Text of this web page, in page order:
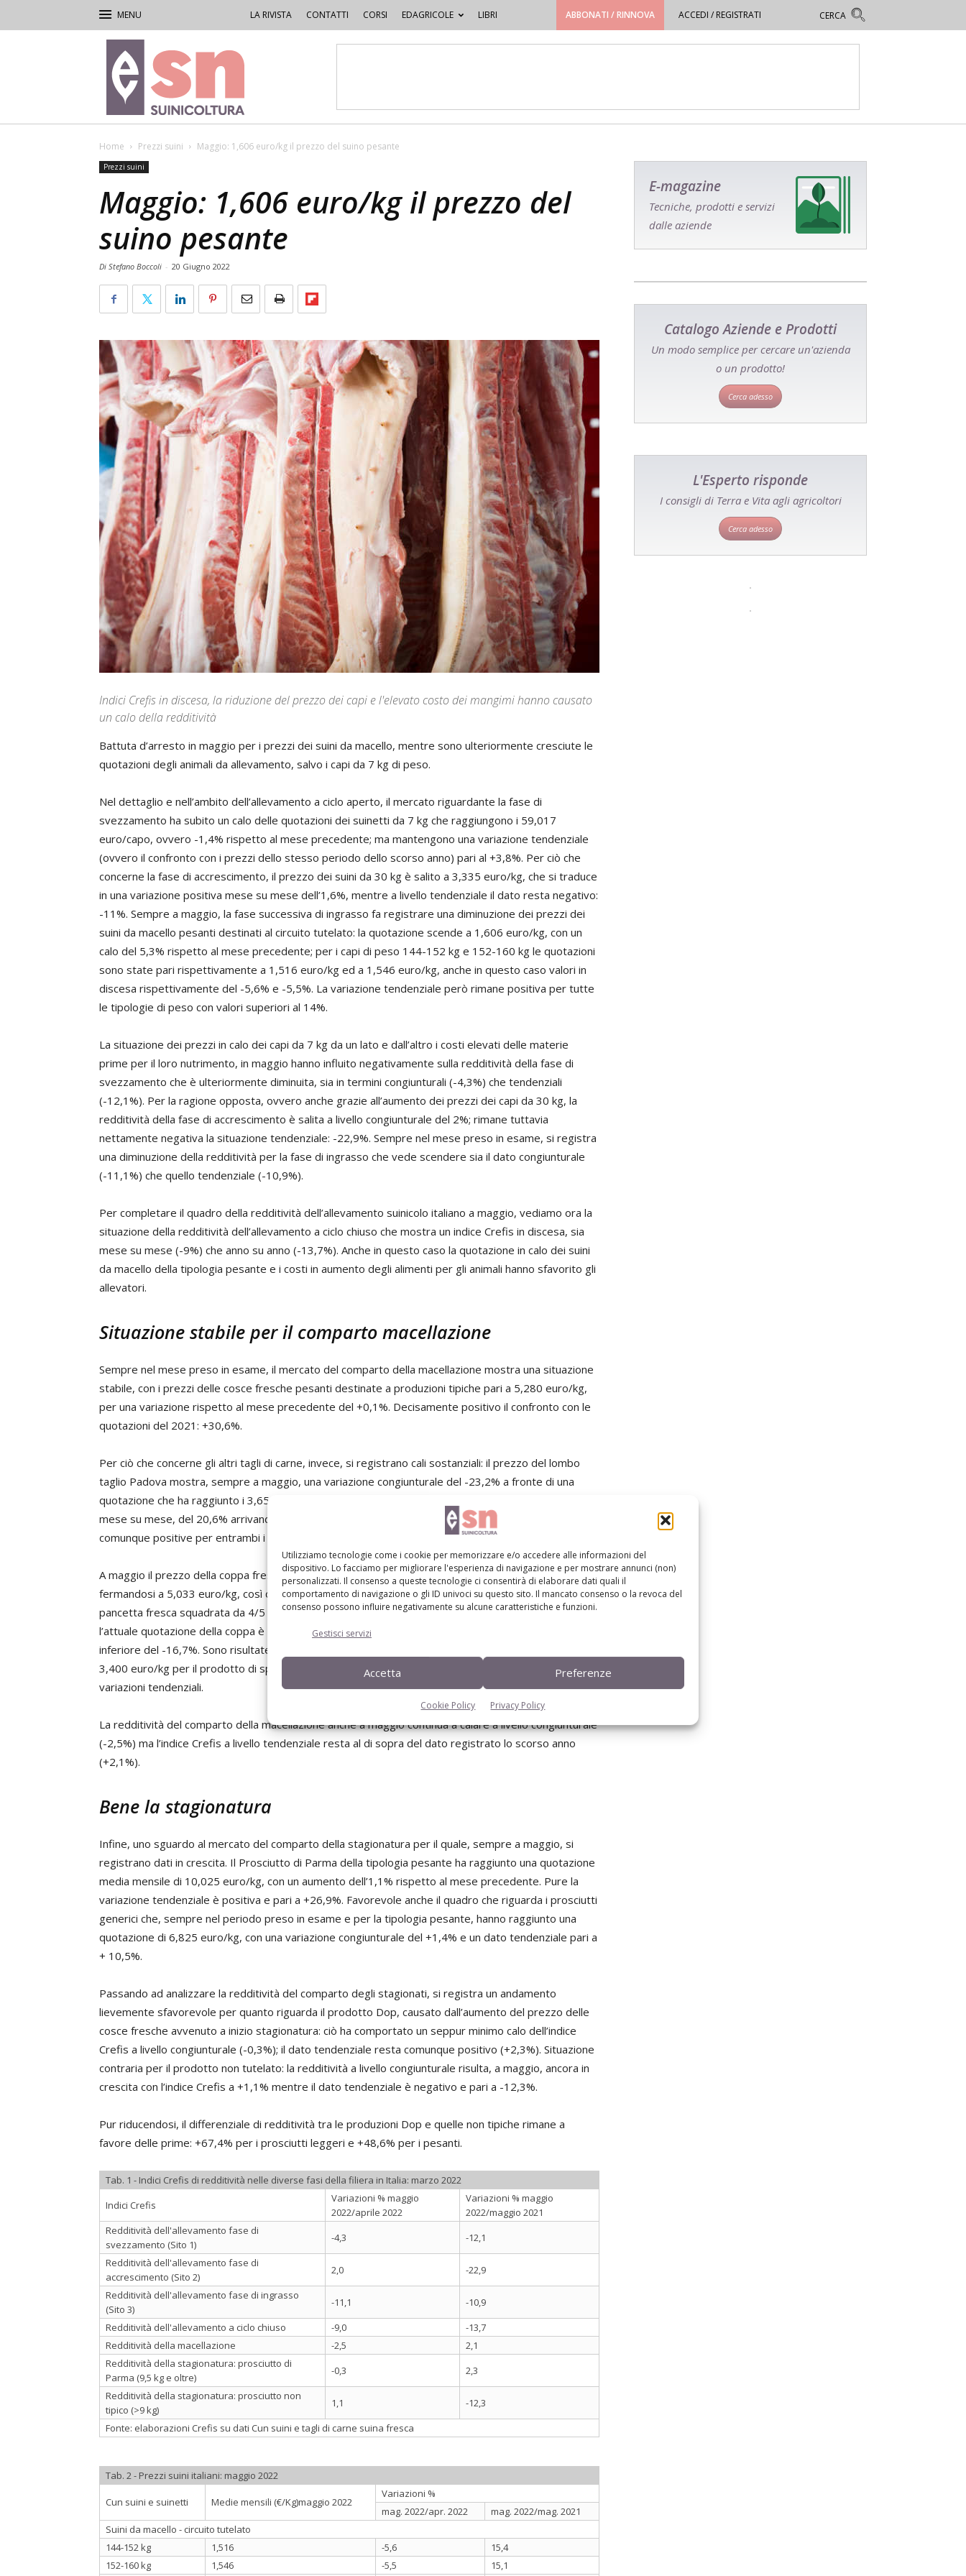
Utilizziamo tecnologie come i cookie per memorizzare e/o accedere alle informazioni del
dispositivo. Lo facciamo per migliorare l'esperienza di navigazione e per mostrare annunci (non)
personalizzati. Il consenso a queste tecnologie ci consentirà di elaborare dati quali il
comportamento di navigazione o gli ID univoci su questo sito. Il mancato consenso o la revoca del
consenso possono influire negativamente su alcune caratteristiche e funzioni.
Gestisci servizi
Accetta Preferenze
Cookie Policy Privacy Policy
LA RIVISTA CONTATTI CORSI EDAGRICOLE LIBRI ABBONATI / RINNOVA ACCEDI / REGISTRATI
Rivista
di
Suinicoltura
Home Prezzi suini Maggio: 1,606 euro/kg il prezzo del suino pesante
Prezzi suini
Maggio: 1,606 euro/kg il prezzo del
suino pesante
Di Stefano Boccoli - 20 Giugno 2022
Indici Crefis in discesa, la riduzione del prezzo dei capi e l'elevato costo dei mangimi hanno causato
un calo della redditività
Battuta d’arresto in maggio per i prezzi dei suini da macello, mentre sono ulteriormente cresciute le
quotazioni degli animali da allevamento, salvo i capi da 7 kg di peso.
Nel dettaglio e nell’ambito dell’allevamento a ciclo aperto, il mercato riguardante la fase di
svezzamento ha subito un calo delle quotazioni dei suinetti da 7 kg che raggiungono i 59,017
euro/capo, ovvero -1,4% rispetto al mese precedente; ma mantengono una variazione tendenziale
(ovvero il confronto con i prezzi dello stesso periodo dello scorso anno) pari al +3,8%. Per ciò che
concerne la fase di accrescimento, il prezzo dei suini da 30 kg è salito a 3,335 euro/kg, che si traduce
in una variazione positiva mese su mese dell’1,6%, mentre a livello tendenziale il dato resta negativo:
-11%. Sempre a maggio, la fase successiva di ingrasso fa registrare una diminuzione dei prezzi dei
suini da macello pesanti destinati al circuito tutelato: la quotazione scende a 1,606 euro/kg, con un
calo del 5,3% rispetto al mese precedente; per i capi di peso 144-152 kg e 152-160 kg le quotazioni
sono state pari rispettivamente a 1,516 euro/kg ed a 1,546 euro/kg, anche in questo caso valori in
discesa rispettivamente del -5,6% e -5,5%. La variazione tendenziale però rimane positiva per tutte
le tipologie di peso con valori superiori al 14%.
La situazione dei prezzi in calo dei capi da 7 kg da un lato e dall’altro i costi elevati delle materie
prime per il loro nutrimento, in maggio hanno influito negativamente sulla redditività della fase di
svezzamento che è ulteriormente diminuita, sia in termini congiunturali (-4,3%) che tendenziali
(-12,1%). Per la ragione opposta, ovvero anche grazie all’aumento dei prezzi dei capi da 30 kg, la
redditività della fase di accrescimento è salita a livello congiunturale del 2%; rimane tuttavia
nettamente negativa la situazione tendenziale: -22,9%. Sempre nel mese preso in esame, si registra
una diminuzione della redditività per la fase di ingrasso che vede scendere sia il dato congiunturale
(-11,1%) che quello tendenziale (-10,9%).
Per completare il quadro della redditività dell’allevamento suinicolo italiano a maggio, vediamo ora la
situazione della redditività dell’allevamento a ciclo chiuso che mostra un indice Crefis in discesa, sia
mese su mese (-9%) che anno su anno (-13,7%). Anche in questo caso la quotazione in calo dei suini
da macello della tipologia pesante e i costi in aumento degli alimenti per gli animali hanno sfavorito gli
allevatori.
Situazione stabile per il comparto macellazione
Sempre nel mese preso in esame, il mercato del comparto della macellazione mostra una situazione
stabile, con i prezzi delle cosce fresche pesanti destinate a produzioni tipiche pari a 5,280 euro/kg,
per una variazione rispetto al mese precedente del +0,1%. Decisamente positivo il confronto con le
quotazioni del 2021: +30,6%.
Per ciò che concerne gli altri tagli di carne, invece, si registrano cali sostanziali: il prezzo del lombo
taglio Padova mostra, sempre a maggio, una variazione congiunturale del -23,2% a fronte di una
quotazione che ha raggiunto i 3,650 euro/kg; mentre il prezzo del lombo taglio Bologna è diminuito,
mese su mese, del 20,6% arrivando a quotare 3,325 euro/kg. Le variazioni tendenziali restano
comunque positive per entrambi i prodotti: +8,1% e +7,3%.
A maggio il prezzo della coppa fresca refilata da 2,5 kg è sceso del -0,4% rispetto ad aprile,
fermandosi a 5,033 euro/kg, così come un calo congiunturale ha interessato la quotazione della
pancetta fresca squadrata da 4/5 kg (-12,5%), scambiata a 3,288 euro/kg. Rispetto allo scorso anno,
l’attuale quotazione della coppa è risultata superiore del +26,1%, mentre quello della pancetta
inferiore del -16,7%. Sono risultate stabili le quotazioni del lardo fresco, che si confermano su valori di
3,400 euro/kg per il prodotto di spessore 3 cm e di 4,200 per quello di spessore 4 cm. Positive le
variazioni tendenziali.
La redditività del comparto della macellazione anche a maggio continua a calare a livello congiunturale
(-2,5%) ma l’indice Crefis a livello tendenziale resta al di sopra del dato registrato lo scorso anno
(+2,1%).
Bene la stagionatura
Infine, uno sguardo al mercato del comparto della stagionatura per il quale, sempre a maggio, si
registrano dati in crescita. Il Prosciutto di Parma della tipologia pesante ha raggiunto una quotazione
media mensile di 10,025 euro/kg, con un aumento dell’1,1% rispetto al mese precedente. Pure la
variazione tendenziale è positiva e pari a +26,9%. Favorevole anche il quadro che riguarda i prosciutti
generici che, sempre nel periodo preso in esame e per la tipologia pesante, hanno raggiunto una
quotazione di 6,825 euro/kg, con una variazione congiunturale del +1,4% e un dato tendenziale pari a
+ 10,5%.
Passando ad analizzare la redditività del comparto degli stagionati, si registra un andamento
lievemente sfavorevole per quanto riguarda il prodotto Dop, causato dall’aumento del prezzo delle
cosce fresche avvenuto a inizio stagionatura: ciò ha comportato un seppur minimo calo dell’indice
Crefis a livello congiunturale (-0,3%); il dato tendenziale resta comunque positivo (+2,3%). Situazione
contraria per il prodotto non tutelato: la redditività a livello congiunturale risulta, a maggio, ancora in
crescita con l’indice Crefis a +1,1% mentre il dato tendenziale è negativo e pari a -12,3%.
Pur riducendosi, il differenziale di redditività tra le produzioni Dop e quelle non tipiche rimane a
favore delle prime: +67,4% per i prosciutti leggeri e +48,6% per i pesanti.
Tab. 1 - Indici Crefis di redditività nelle diverse fasi della filiera in Italia: marzo 2022
Indici Crefis
Variazioni % maggio
2022/aprile 2022
Variazioni % maggio
2022/maggio 2021
Redditività dell'allevamento fase di
svezzamento (Sito 1)
-4,3
-12,1
Redditività dell'allevamento fase di
accrescimento (Sito 2)
2,0
-22,9
Redditività dell'allevamento fase di ingrasso
(Sito 3)
-11,1
-10,9
Redditività dell'allevamento a ciclo chiuso
-9,0
-13,7
Redditività della macellazione
-2,5
2,1
Redditività della stagionatura: prosciutto di
Parma (9,5 kg e oltre)
-0,3
2,3
Redditività della stagionatura: prosciutto non
tipico (>9 kg)
1,1
-12,3
Fonte: elaborazioni Crefis su dati Cun suini e tagli di carne suina fresca
Tab. 2 - Prezzi suini italiani: maggio 2022
Cun suini e suinetti Medie mensili (€/Kg)maggio 2022
Variazioni %
mag. 2022/apr. 2022
mag. 2022/mag. 2021
Suini da macello - circuito tutelato
144-152 kg
1,516 -5,6
15,4
152-160 kg
1,546 -5,5 15,1
E-magazine
Tecniche, prodotti e servizi
dalle aziende
Catalogo Aziende e Prodotti
Un modo semplice per cercare un'azienda
o un prodotto!
Cerca adesso
L'Esperto risponde
I consigli di Terra e Vita agli agricoltori
Cerca adesso